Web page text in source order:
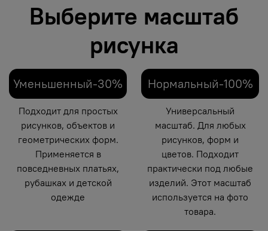
Выберите масштаб
рисунка
Уменьшенный-30%
Подходит для простых
рисунков, объектов и
геометрических форм.
Применяется в
повседневных платьях,
рубашках и детской
одежде
Нормальный-100%
Универсальный
масштаб. Для любых
рисунков, форм и
цветов. Подходит
практически под любые
изделий. Этот масштаб
используется на фото
товара.